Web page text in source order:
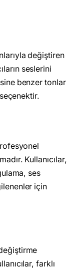
değiştiren
seslerini
benzer tonlar
Kullanıcılar,
ses
için
farklı